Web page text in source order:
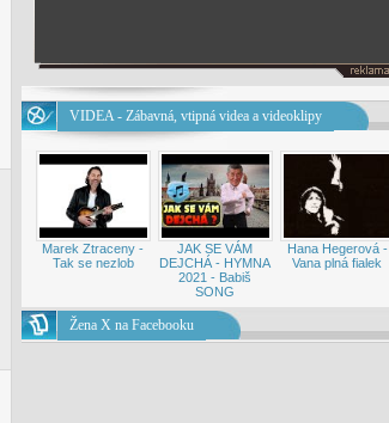
VIDEA - Zábavná, vtipná videa a videoklipy
Hana Hegerová -
Vana plná fialek
JAK SE VÁM
DEJCHÁ - HYMNA
2021 - Babiš
SONG
Marek Ztraceny -
Tak se nezlob
Žena X na Facebooku